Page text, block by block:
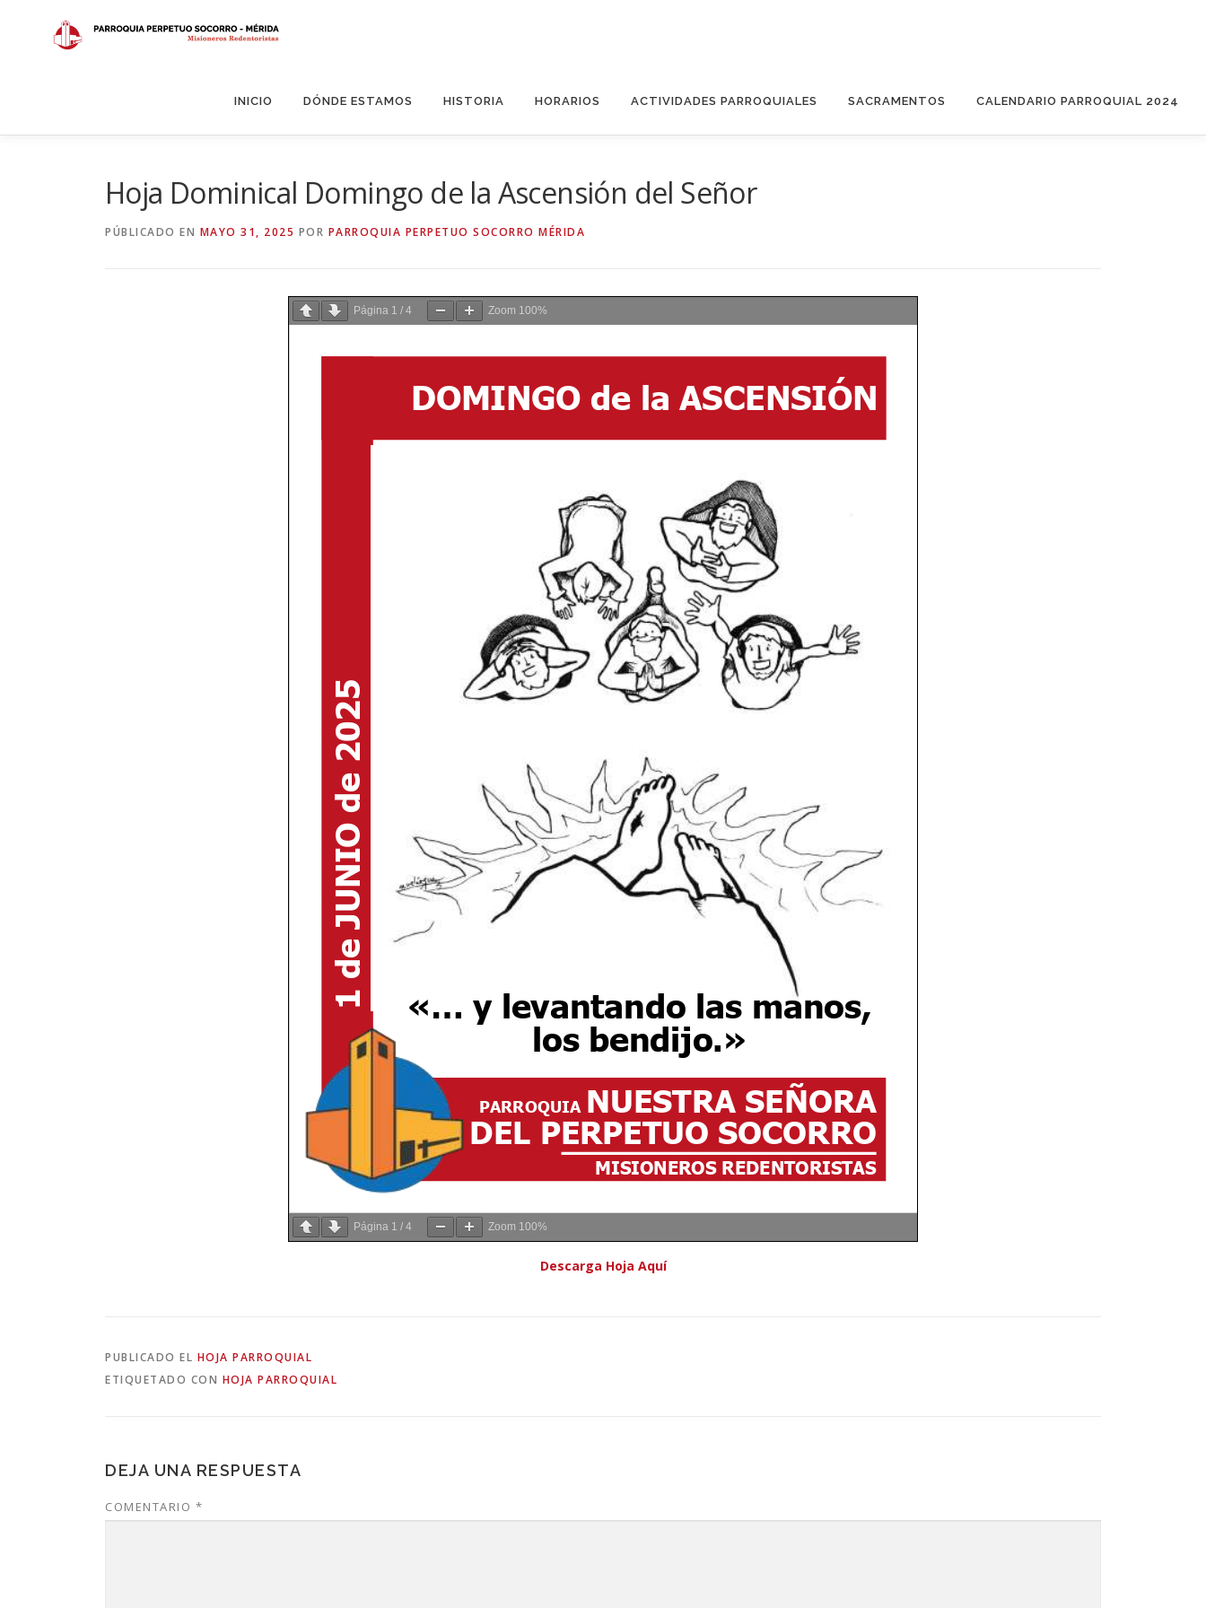
contenido
INICIO DÓNDE ESTAMOS HISTORIA HORARIOS ACTIVIDADES PARROQUIALES SACRAMENTOS CALENDARIO PARROQUIAL 2024
Hoja Dominical Domingo de la Ascensión del Señor
PÚBLICADO EN MAYO 31, 2025 POR PARROQUIA PERPETUO SOCORRO MÉRIDA
Página 1 / 4 Zoom 100%
Página 1 / 4 Zoom 100%
Descarga Hoja Aquí
PUBLICADO EL HOJA PARROQUIAL
ETIQUETADO CON HOJA PARROQUIAL
DEJA UNA RESPUESTA
COMENTARIO *